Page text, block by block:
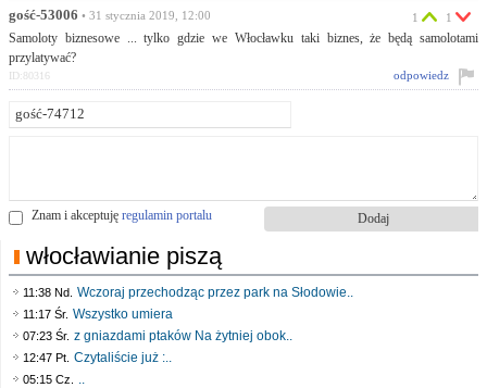
gość-53006 • 31 stycznia 2019, 12:00
Samoloty biznesowe ... tylko gdzie we Włocławku taki biznes, że będą samolotami
przylatywać?
1 1
odpowiedz
ID:80316
Znam i akceptuję regulamin portalu
włocławianie piszą
11:38 Nd. Wczoraj przechodząc przez park na Słodowie..
11:17 Śr. Wszystko umiera
07:23 Śr. z gniazdami ptaków Na żytniej obok..
12:47 Pt. Czytaliście już :..
05:15 Cz. ..